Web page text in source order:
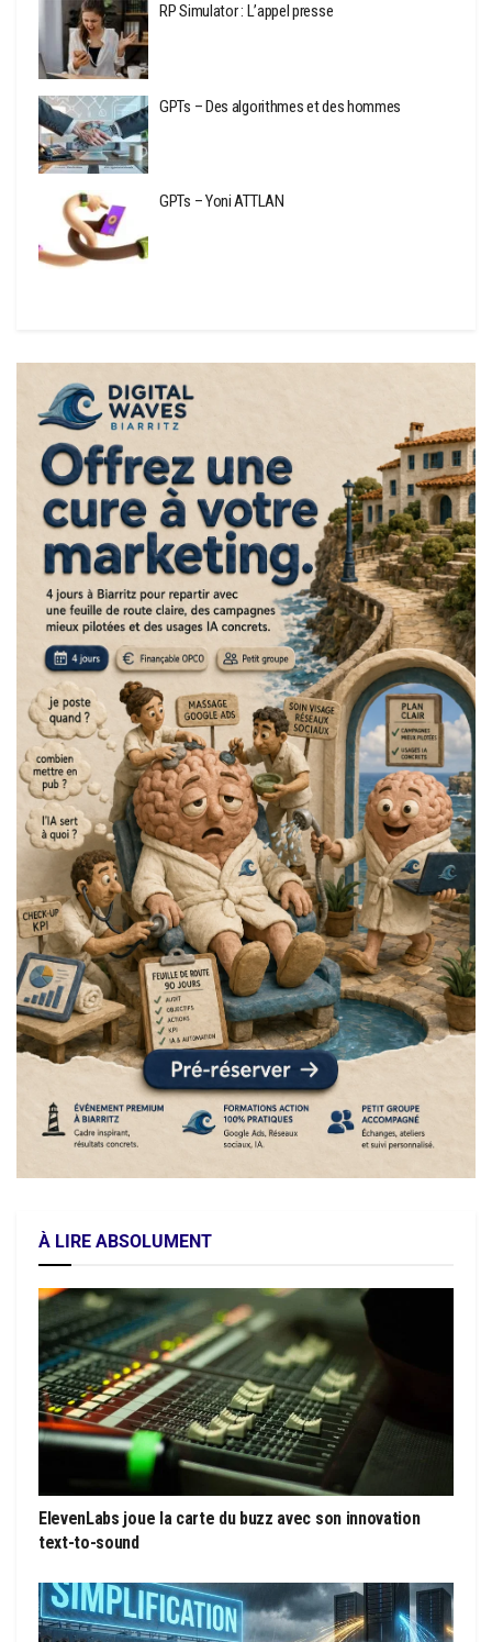
RP Simulator : L’appel presse
GPTs – Des algorithmes et des hommes
GPTs – Yoni ATTLAN
À LIRE ABSOLUMENT
ElevenLabs joue la carte du buzz avec son innovation
text-to-sound